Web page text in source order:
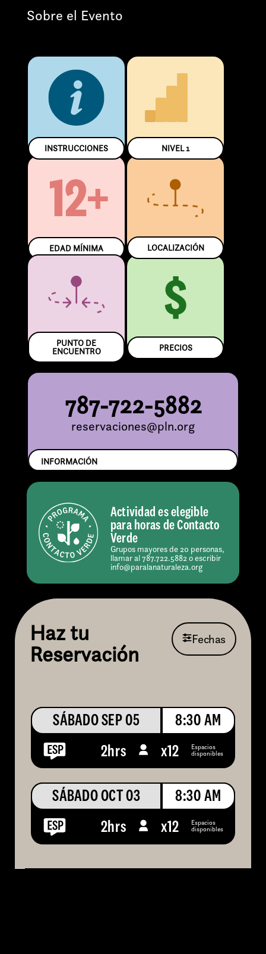
Sobre el Evento
INSTRUCCIONES NIVEL1
12+
EDAD MÍNIMA LOCALIZACIÓN
PUNTO DE
ENCUENTRO
$
PRECIOS
787-722-5882
reservaciones@pln.org
INFORMACIÓN
Actividad es elegible
para horas de Contacto
Verde
Grupos mayores de 20 personas,
llamar al 787.722.5882 o escribir
info@paralanaturaleza.org
Haz tu
Reservación
Fechas
SÁBADO SEP 05
8:30 AM
2hrs
x12 Espacios
disponibles
SÁBADO OCT 03
8:30 AM
2hrs
x12 Espacios
disponibles